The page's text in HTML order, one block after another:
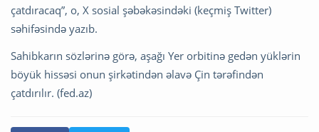
çatdıracaq”, o, X sosial şəbəkəsindəki (keçmiş Twitter)
səhifəsində yazıb.
Sahibkarın sözlərinə görə, aşağı Yer orbitinə gedən yüklərin
böyük hissəsi onun şirkətindən əlavə Çin tərəfindən
çatdırılır. (fed.az)